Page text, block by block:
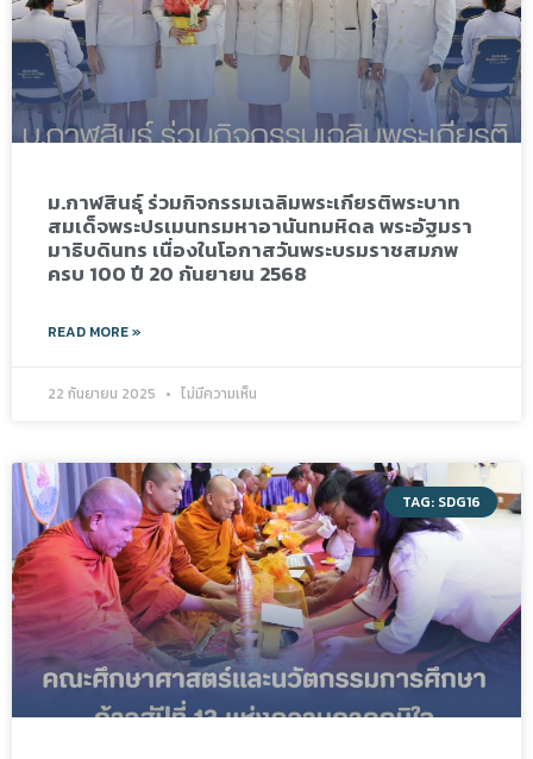
ม.กาฬสินธุ์ ร่วมกิจกรรมเฉลิมพระเกียรติพระบาท
สมเด็จพระปรเมนทรมหาอานันทมหิดล พระอัฐมรา
มาธิบดินทร เนื่องในโอกาสวันพระบรมราชสมภพ
ครบ 100 ปี 20 กันยายน 2568
READ MORE »
22 กันยายน 2025 ไม่มีความเห็น
TAG: SDG16